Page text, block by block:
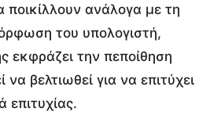
ποικίλλουν ανάλογα με τη
του υπολογιστή,
εκφράζει την πεποίθηση
βελτιωθεί για να επιτύχει